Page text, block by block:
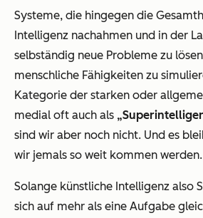
Systeme, die hingegen die
Intelligenz nachahmen und in der
selbständig neue Probleme zu
menschliche Fähigkeiten zu
Kategorie der starken oder
medial oft auch als
sind wir aber noch nicht. Und es
wir jemals so weit kommen werden.
Solange künstliche Intelligenz also
sich auf mehr als eine Aufgabe